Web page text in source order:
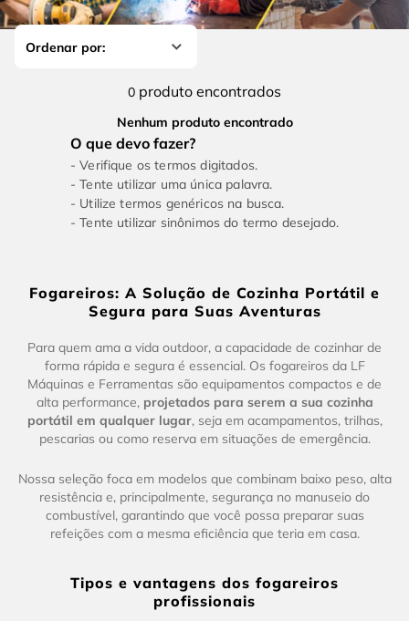
0 produto
Nenhum produto encontrado
Verifique os termos digitados.
Tente utilizar uma única palavra.
Utilize termos genéricos na busca.
Tente utilizar sinônimos do termo desejado.
Fogareiros: A Solução de Cozinha Portátil e
Segura para Suas Aventuras
Para quem ama a vida outdoor, a capacidade de cozinhar de
forma rápida e segura é essencial. Os fogareiros da LF
Máquinas e Ferramentas são equipamentos compactos e de
alta performance, projetados para serem a sua cozinha
portátil em qualquer lugar, seja em acampamentos, trilhas,
pescarias ou como reserva em situações de emergência.
Nossa seleção foca em modelos que combinam baixo peso, alta
resistência e, principalmente, segurança no manuseio do
combustível, garantindo que você possa preparar suas
refeições com a mesma eficiência que teria em casa.
Tipos e vantagens dos fogareiros
profissionais
6º serra copo
7º luva
chave impacto
4º escada
serra circular
chave impacto